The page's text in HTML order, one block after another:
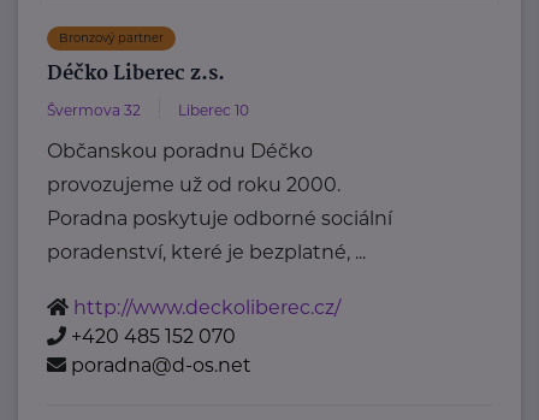
Bronzový partner
Déčko Liberec z.s.
Švermova 32 Liberec 10
Občanskou poradnu Déčko
provozujeme už od roku 2000.
Poradna poskytuje odborné sociální
poradenství, které je bezplatné, ...
http://www.deckoliberec.cz/
+420 485 152 070
poradna@d-os.net